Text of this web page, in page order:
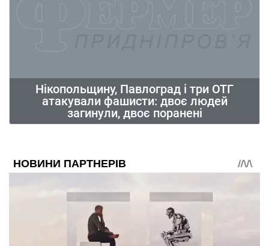
Нікопольщину, Павлоград і три ОТГ
атакували фашисти: двоє людей
загинули, двоє поранені